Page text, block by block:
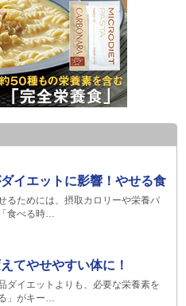
イエットに影響！やせる食
るためには、摂取カロリーや栄養バ
食べる時…
てやせやすい体に！
ダイエットよりも、必要な栄養素を
」がキー…